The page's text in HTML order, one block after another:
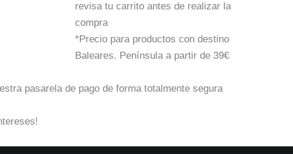
revisa tu carrito antes de realizar la
compra
*Precio para productos con destino
Baleares. Península a partir de 39€
pasarela de pago de forma totalmente segura